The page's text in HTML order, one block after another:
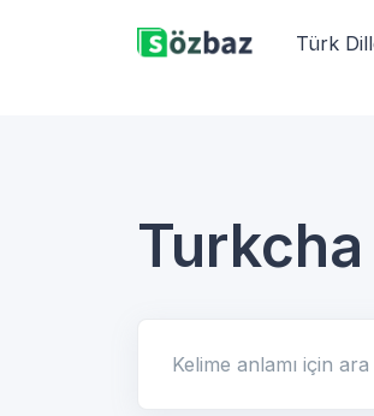
Türk